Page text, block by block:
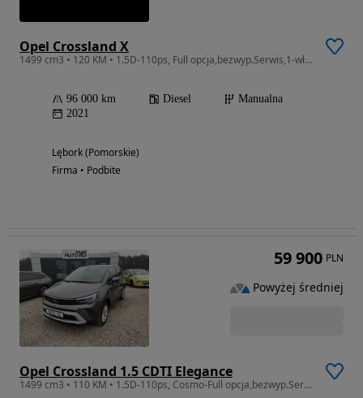
Opel Crossland X
1499 cm3 • 120 KM • 1.5D-110ps, Full opcja,bezwyp.Serwis,1-wł.JAK NOWY
96 000 km Diesel
Manualna
2021
Lębork (Pomorskie)
Firma • Podbite
Opel Crossland 1.5 CDTI Elegance
1499 cm3 • 110 KM • 1.5D-110ps, Cosmo-Full opcja,bezwyp.Serwis,1-wł.JAK NOWY
59 900 PLN
Powyżej średniej